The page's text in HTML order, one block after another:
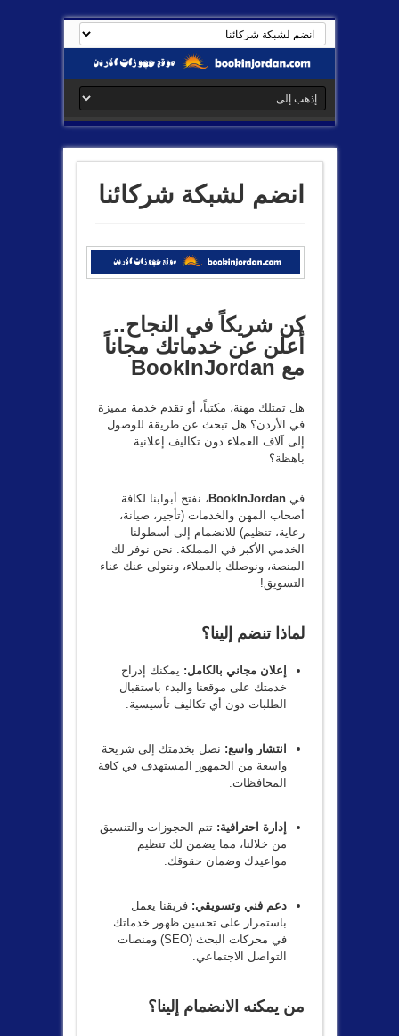
انضم لشبكة شركائنا
كن شريكاً في النجاح..
أعلن عن خدماتك مجاناً
مع BookInJordan
هل تمتلك مهنة، مكتباً، أو تقدم خدمة مميزة
في الأردن؟ هل تبحث عن طريقة للوصول
إلى آلاف العملاء دون تكاليف إعلانية
باهظة؟
فيBookInJordan ، نفتح أبوابنا لكافة
أصحاب المهن والخدمات (تأجير، صيانة،
رعاية، تنظيم) للانضمام إلى أسطولنا
الخدمي الأكبر في المملكة. نحن نوفر لك
المنصة، ونوصلك بالعملاء، ونتولى عنك عناء
التسويق!
لماذا تنضم إلينا؟
إعلان مجاني بالكامل: يمكنك إدراج
خدمتك على موقعنا والبدء باستقبال
الطلبات دون أي تكاليف تأسيسية.
انتشار واسع: نصل بخدمتك إلى شريحة
واسعة من الجمهور المستهدف في كافة
المحافظات.
إدارة احترافية: تتم الحجوزات والتنسيق
من خلالنا، مما يضمن لك تنظيم
مواعيدك وضمان حقوقك.
دعم فني وتسويقي: فريقنا يعمل
باستمرار على تحسين ظهور خدماتك
في محركات البحث (SEO) ومنصات
التواصل الاجتماعي.
من يمكنه الانضمام إلينا؟